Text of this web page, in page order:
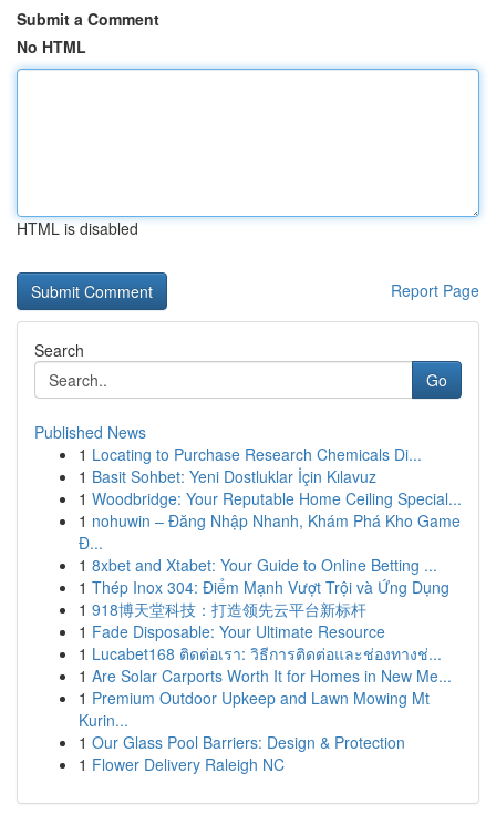
Submit a Comment
No HTML
HTML is disabled
Report Page
Search
Go
Published News
1 Locating to Purchase Research Chemicals Di...
1 Basit Sohbet: Yeni Dostluklar İçin Kılavuz
1 Woodbridge: Your Reputable Home Ceiling Special...
1 nohuwin – Đăng Nhập Nhanh, Khám Phá Kho Game
Đ...
1 8xbet and Xtabet: Your Guide to Online Betting ...
1 Thép Inox 304: Điểm Mạnh Vượt Trội và Ứng Dụng
1 918博天堂科技：打造领先云平台新标杆
1 Fade Disposable: Your Ultimate Resource
1 Lucabet168 ติดต่อเรา: วิธีการติดต่อและช่องทางช่...
1 Are Solar Carports Worth It for Homes in New Me...
1 Premium Outdoor Upkeep and Lawn Mowing Mt
Kurin...
1 Our Glass Pool Barriers: Design & Protection
1 Flower Delivery Raleigh NC